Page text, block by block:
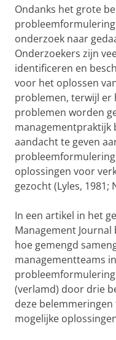
Ondanks het grote
onderzoek naar
Onderzoekers zijn
identificeren en
voor het oplossen
problemen, terwijl er
problemen worden
managementpraktijk
aandacht te geven
oplossingen voor
gezocht (Lyles, 1981;
In een artikel in het
Management Journal
hoe gemengd
managementteams
(verlamd) door drie
deze
mogelijke